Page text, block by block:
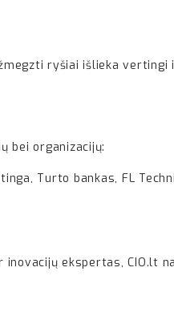
ryšiai išlieka vertingi
bei organizacijų:
Turto bankas, FL
ekspertas, CIO.lt